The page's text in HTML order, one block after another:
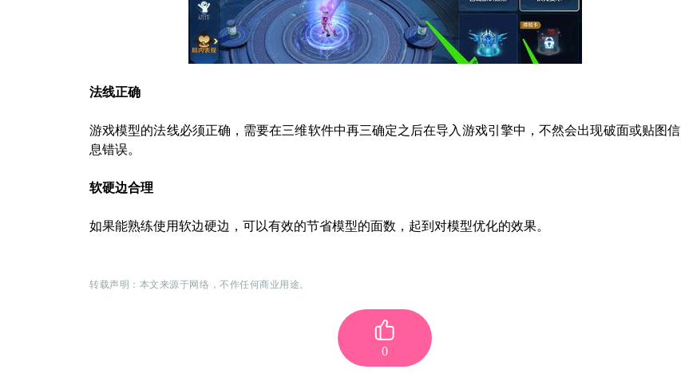
法线正确
游戏模型的法线必须正确，需要在三维软件中再三确定之后在导入游戏引擎中，不然会出现破面或贴图信
息错误。
软硬边合理
如果能熟练使用软边硬边，可以有效的节省模型的面数，起到对模型优化的效果。
转载声明：本文来源于网络，不作任何商业用途。
0